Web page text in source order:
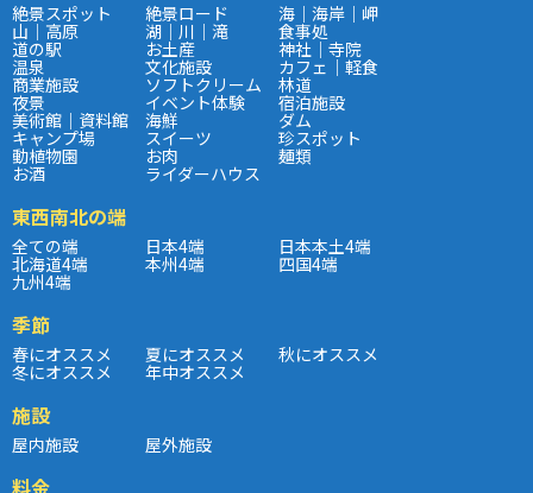
絶景スポット 絶景ロード 海｜海岸｜岬
山｜高原 湖｜川｜滝 食事処
道の駅 お土産 神社｜寺院
温泉 文化施設 カフェ｜軽食
商業施設 ソフトクリーム 林道
夜景 イベント体験 宿泊施設
美術館｜資料館 海鮮 ダム
キャンプ場 スイーツ 珍スポット
動植物園 お肉 麺類
お酒 ライダーハウス
東西南北の端
全ての端 日本4端 日本本土4端
北海道4端 本州4端 四国4端
九州4端
季節
春にオススメ 夏にオススメ 秋にオススメ
冬にオススメ 年中オススメ
施設
屋内施設 屋外施設
料金